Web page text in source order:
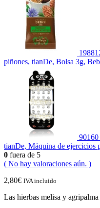
piñones, tianDe, Bolsa 3g,
90160
tianDe, Máquina de ejercicios
0 fuera de 5
( No hay valoraciones aún. )
2,80€ IVA incluido
Las hierbas melisa y